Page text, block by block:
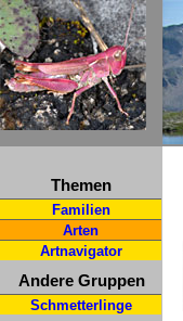
Themen
Familien
Arten
Artnavigator
Andere Gruppen
Schmetterlinge